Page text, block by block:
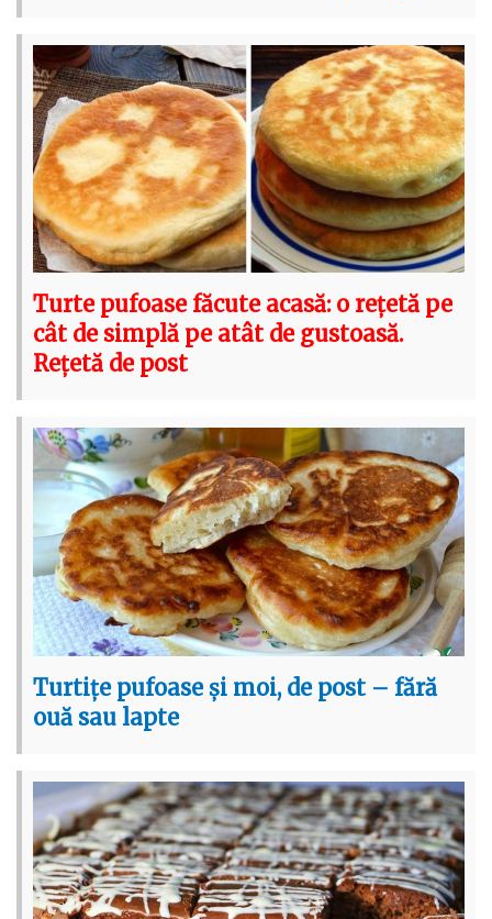
Turte pufoase făcute acasă: o rețetă pe
cât de simplă pe atât de gustoasă.
Rețetă de post
Turtițe pufoase și moi, de post – fără
ouă sau lapte